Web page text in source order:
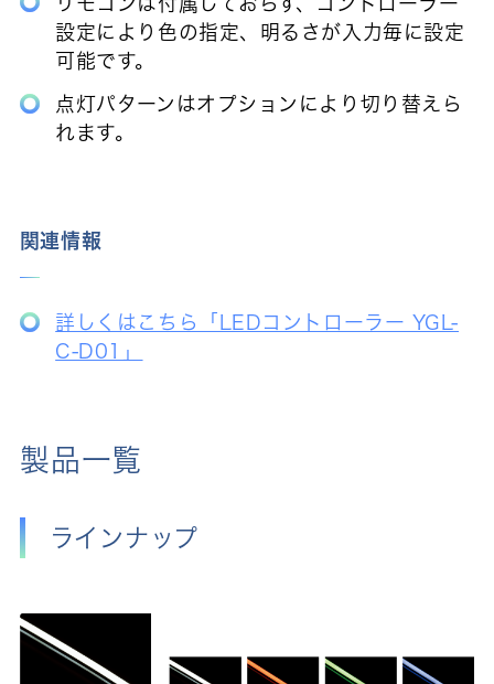
設定により色の指定、明るさが入力毎に設定
可能です。
点灯パターンはオプションにより切り替えら
れます。
関連情報
詳しくはこちら「LEDコントローラー YGL-
C-D01」
製品一覧
ラインナップ